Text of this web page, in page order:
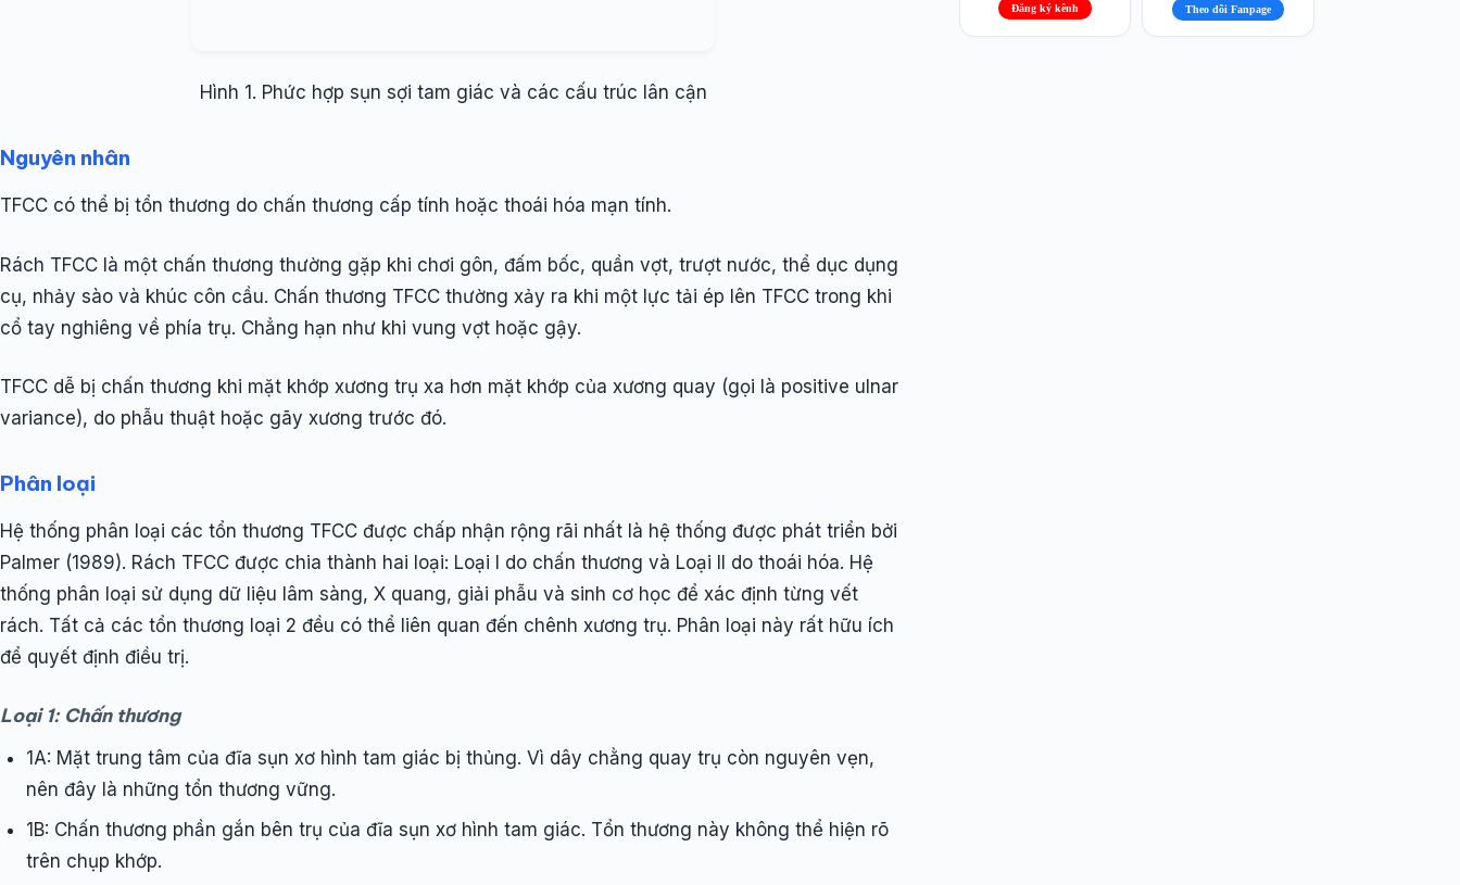
Hình 1. Phức hợp sụn sợi tam giác và các cấu trúc lân cận
Nguyên nhân
TFCC có thể bị tổn thương do chấn thương cấp tính hoặc thoái hóa mạn tính.
Rách TFCC là một chấn thương thường gặp khi chơi gôn, đấm bốc, quần vợt, trượt nước, thể dục dụng
cụ, nhảy sào và khúc côn cầu. Chấn thương TFCC thường xảy ra khi một lực tải ép lên TFCC trong khi
cổ tay nghiêng về phía trụ. Chẳng hạn như khi vung vợt hoặc gậy.
TFCC dễ bị chấn thương khi mặt khớp xương trụ xa hơn mặt khớp của xương quay (gọi là positive ulnar
variance), do phẫu thuật hoặc gãy xương trước đó.
Phân loại
Hệ thống phân loại các tổn thương TFCC được chấp nhận rộng rãi nhất là hệ thống được phát triển bởi
Palmer (1989). Rách TFCC được chia thành hai loại: Loại I do chấn thương và Loại II do thoái hóa. Hệ
thống phân loại sử dụng dữ liệu lâm sàng, X quang, giải phẫu và sinh cơ học để xác định từng vết
rách. Tất cả các tổn thương loại 2 đều có thể liên quan đến chênh xương trụ. Phân loại này rất hữu ích
để quyết định điều trị.
Loại 1: Chấn thương
1A: Mặt trung tâm của đĩa sụn xơ hình tam giác bị thủng. Vì dây chằng quay trụ còn nguyên vẹn,
nên đây là những tổn thương vững.
1B: Chấn thương phần gắn bên trụ của đĩa sụn xơ hình tam giác. Tổn thương này không thể hiện rõ
trên chụp khớp.
Đăng ký kênh
Theo dõi Fanpage